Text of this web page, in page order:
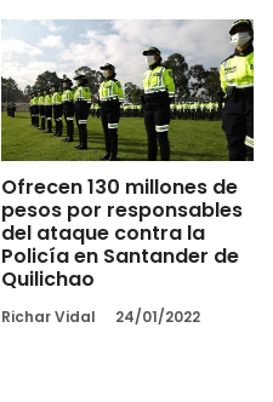
Ofrecen 130 millones de
pesos por responsables
del ataque contra la
Policía en Santander de
Quilichao
Richar Vidal 24/01/2022